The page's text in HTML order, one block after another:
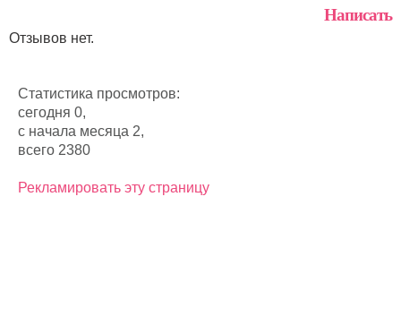
Написать
Отзывов нет.
Статистика просмотров:
сегодня 0,
с начала месяца 2,
всего 2380
Рекламировать эту страницу